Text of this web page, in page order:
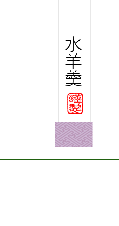
水
羊
羹